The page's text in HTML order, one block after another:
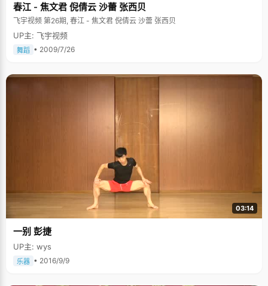
春江 - 焦文君 倪倩云 沙蕾 张西贝
飞宇视频 第26期, 春江 - 焦文君 倪倩云 沙蕾 张西贝
UP主: 飞宇视频
舞蹈 • 2009/7/26
03:14
一别 彭捷
UP主: wys
乐器 • 2016/9/9